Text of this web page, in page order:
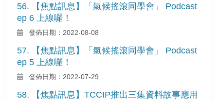
56. 【焦點訊息】「氣候搖滾同學會」 Podcast
ep 6 上線囉！
發佈日期：2022-08-08
57. 【焦點訊息】「氣候搖滾同學會」 Podcast
ep 5 上線囉！
發佈日期：2022-07-29
58. 【焦點訊息】TCCIP推出三集資料故事應用